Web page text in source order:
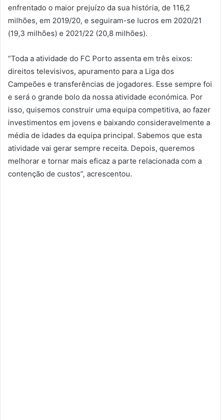
enfrentado o maior prejuízo da sua história, de 116,2
milhões, em 2019/20, e seguiram-se lucros em 2020/21
(19,3 milhões) e 2021/22 (20,8 milhões).
“Toda a atividade do FC Porto assenta em três eixos:
direitos televisivos, apuramento para a Liga dos
Campeões e transferências de jogadores. Esse sempre foi
e será o grande bolo da nossa atividade económica. Por
isso, quisemos construir uma equipa competitiva, ao fazer
investimentos em jovens e baixando consideravelmente a
média de idades da equipa principal. Sabemos que esta
atividade vai gerar sempre receita. Depois, queremos
melhorar e tornar mais eficaz a parte relacionada com a
contenção de custos”, acrescentou.